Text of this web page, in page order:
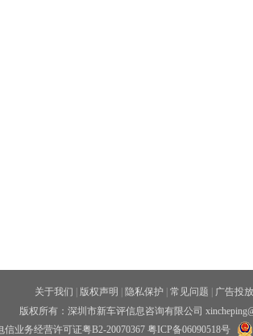
关于我们 版权声明 隐私保护 常见问题
广告投放
版权所有：深圳市新车评信息咨询有限公司
信业务经营许可证粤B2-20070367 粤ICP备06090518号